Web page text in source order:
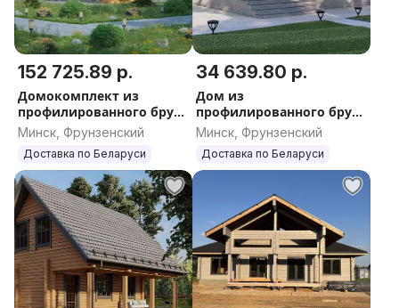
152 725.89 р.
Домокомплект из
профилированного бруса
12
Минск, Фрунзенский
Доставка по Беларуси
34 639.80 р.
Дом из
профилированного бруса
20
Минск, Фрунзенский
Доставка по Беларуси